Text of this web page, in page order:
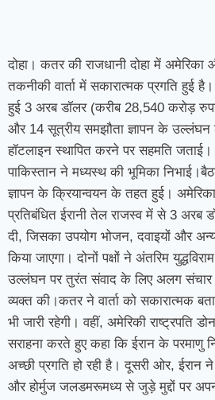
दोहा। कतर की राजधानी दोहा में
तकनीकी वार्ता में सकारात्मक प्रगति हुई
हुई 3 अरब डॉलर (करीब 28,540 करोड़
और 14 सूत्रीय समझौता ज्ञापन के उल्लंघन
हॉटलाइन स्थापित करने पर सहमति जताई।
पाकिस्तान ने मध्यस्थ की भूमिका
ज्ञापन के क्रियान्वयन के तहत हुई। अमेरिका
प्रतिबंधित ईरानी तेल राजस्व में से 3 अरब
दी, जिसका उपयोग भोजन, दवाइयों और
किया जाएगा। दोनों पक्षों ने अंतरिम
उल्लंघन पर तुरंत संवाद के लिए अलग संचार
व्यक्त की।कतर ने वार्ता को सकारात्मक
भी जारी रहेगी। वहीं, अमेरिकी राष्ट्रपति
सराहना करते हुए कहा कि ईरान के परमाणु
अच्छी प्रगति हो रही है। दूसरी ओर, ईरान
और होर्मुज जलडमरूमध्य से जुड़े मुद्दों पर